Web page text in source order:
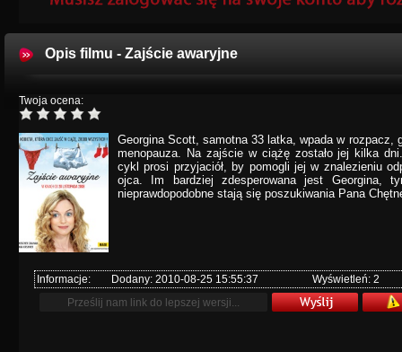
Opis filmu - Zajście awaryjne
Twoja ocena:
Georgina Scott, samotna 33 latka, wpada w rozpacz,
menopauza. Na zajście w ciążę zostało jej kilka
cykl prosi przyjaciół, by pomogli jej w znalezieniu
ojca. Im bardziej zdesperowana jest Georgina,
nieprawdopodobne stają się poszukiwania Pana
Informacje: Dodany: 2010-08-25 15:55:37 Wyświetleń: 2